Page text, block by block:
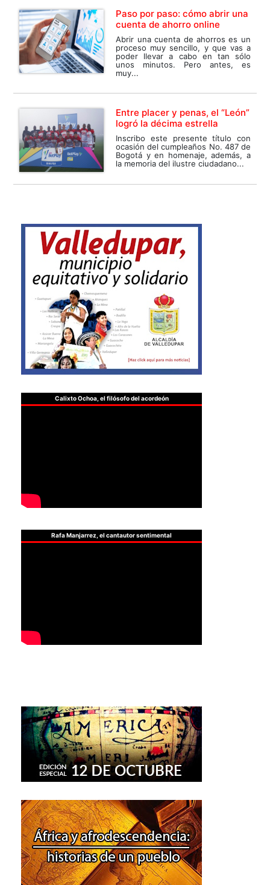
Paso por paso: cómo abrir una
cuenta de ahorro online
Abrir una cuenta de ahorros es un
proceso muy sencillo, y que vas a
poder llevar a cabo en tan sólo
unos minutos. Pero antes, es
muy...
Entre placer y penas, el “León”
logró la décima estrella
Inscribo este presente título con
ocasión del cumpleaños No. 487 de
Bogotá y en homenaje, además, a
la memoria del ilustre ciudadano...
Calixto Ochoa, el filósofo del acordeón
Rafa Manjarrez, el cantautor sentimental